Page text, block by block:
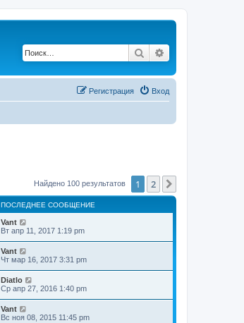
Поиск
Вход
Регистрация
Найдено 100 результатов 1 2
ПОСЛЕДНЕЕ СООБЩЕНИЕ
Vant
Вт апр 11, 2017 1:19 pm
Vant
Чт мар 16, 2017 3:31 pm
Diatlo
Ср апр 27, 2016 1:40 pm
Vant
Вс ноя 08, 2015 11:45 pm